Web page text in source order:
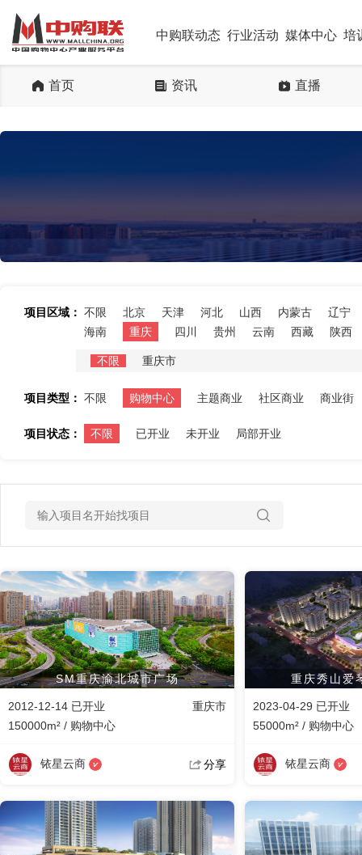
中购联动态 行业活动 媒体中心 培
首页 资讯 直播
项目区域： 不限 北京 天津 河北 山西 内蒙古
辽宁
海南
重庆 四川 贵州 云南 西藏 陕西
不限 重庆市
项目类型： 不限 购物中心 主题商业 社区商业 商业街
项目状态： 不限 已开业 未开业 局部开业
SM重庆渝北城市广场
2012-12-14 已开业
重庆市
150000m² / 购物中心
铱星云商 分享
重庆秀山爱
2023-04-29 已开业
55000m² / 购物中心
铱星云商